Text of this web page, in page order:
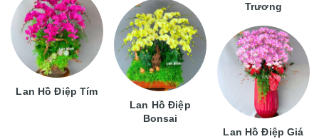
Lan Hồ Điệp Tím
Lan Hồ Điệp
Bonsai
Trương
Lan Hồ Điệp Giá